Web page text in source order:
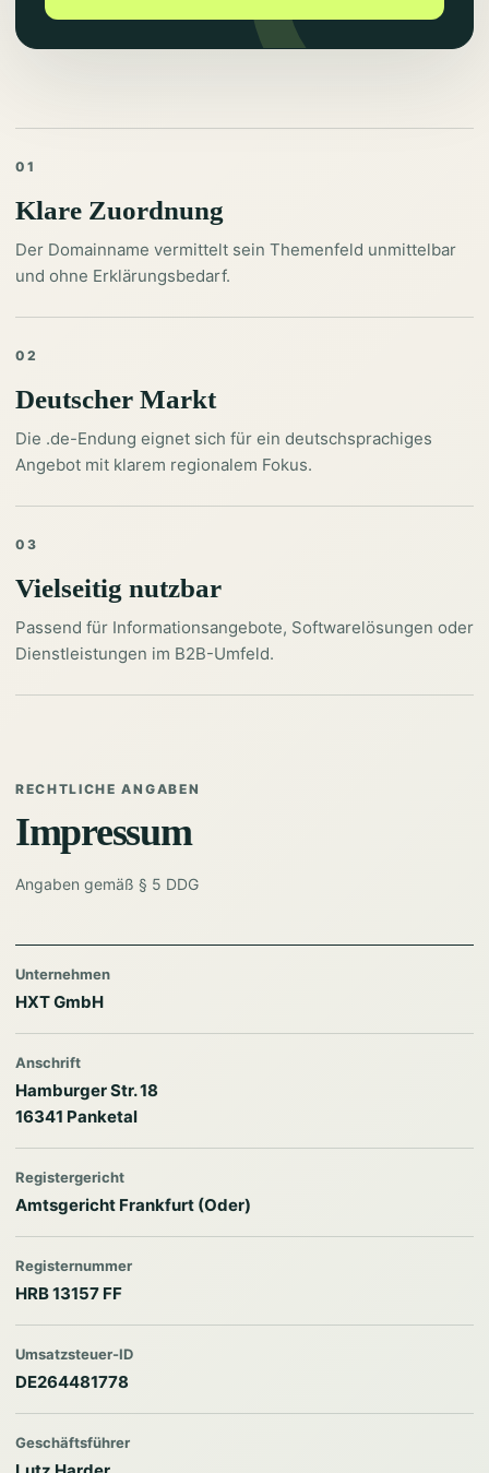
01
Klare Zuordnung
Der Domainname vermittelt sein Themenfeld unmittelbar
und ohne Erklärungsbedarf.
02
Deutscher Markt
Die .de-Endung eignet sich für ein deutschsprachiges
Angebot mit klarem regionalem Fokus.
03
Vielseitig nutzbar
Passend für Informationsangebote, Softwarelösungen oder
Dienstleistungen im B2B-Umfeld.
RECHTLICHE ANGABEN
Impressum
Angaben gemäß § 5 DDG
Unternehmen
HXT GmbH
Anschrift
Hamburger Str. 18
16341 Panketal
Registergericht
Amtsgericht Frankfurt (Oder)
Registernummer
HRB 13157 FF
Umsatzsteuer-ID
DE264481778
Geschäftsführer